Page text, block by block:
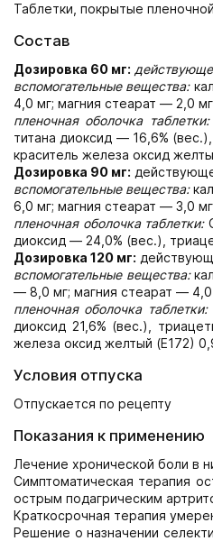
Таблетки, покрытые
Состав
Дозировка 60 мг:
вспомогательные вещества:
4,0 мг; магния стеарат — 2,0 мг
пленочная оболочка таблетки:
титана диоксид — 16,6%
краситель железа оксид
Дозировка 90 мг:
вспомогательные вещества:
6,0 мг; магния стеарат — 3,0 мг
пленочная оболочка таблетки:
диоксид — 24,0% (вес.),
Дозировка 120 мг:
вспомогательные вещества:
— 8,0 мг; магния стеарат —
пленочная оболочка таблетки:
диоксид 21,6% (вес.),
железа оксид желтый (Е172)
Условия отпуска
Отпускается по рецепту
Показания к применению
Лечение хронической боли в
Симптоматическая терапия
острым подагрическим
Краткосрочная терапия
Решение о назначении